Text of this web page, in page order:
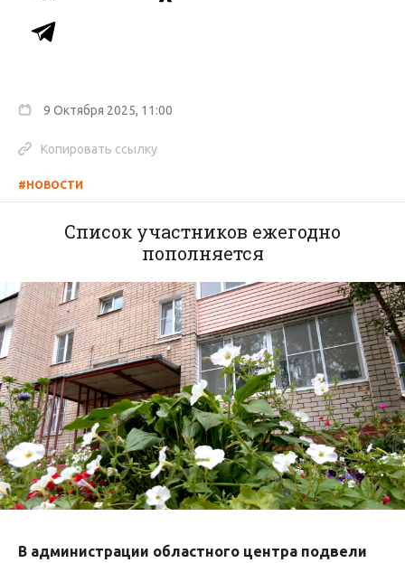
9 Октября 2025, 11:00
Копировать ссылку
#НОВОСТИ
Список участников ежегодно
пополняется
В администрации областного центра подвели